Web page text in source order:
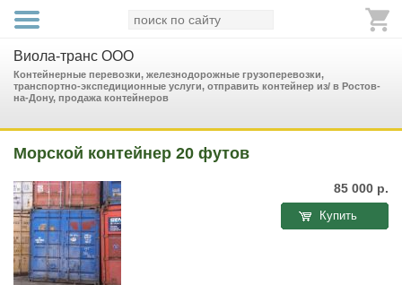
Виола-транс ООО
Контейнерные перевозки, железнодорожные грузоперевозки,
транспортно-экспедиционные услуги, отправить контейнер из/ в Ростов-
на-Дону, продажа контейнеров
Морской контейнер 20 футов
85 000 р.
Купить